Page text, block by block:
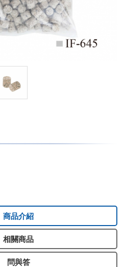
商品介紹
相關商品
問與答